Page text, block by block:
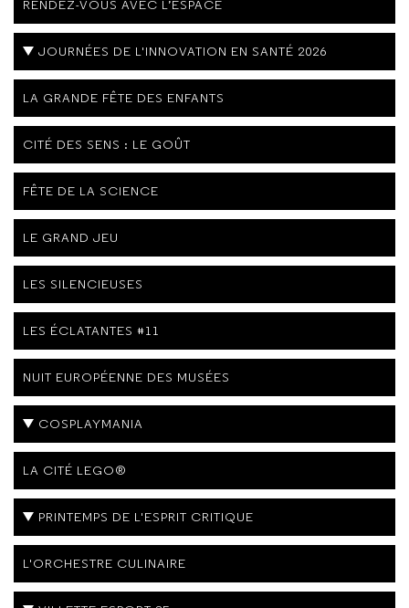
RENDEZ-VOUS AVEC L’ESPACE
JOURNÉES DE L'INNOVATION EN SANTÉ 2026
LA GRANDE FÊTE DES ENFANTS
CITÉ DES SENS : LE GOÛT
FÊTE DE LA SCIENCE
LE GRAND JEU
LES SILENCIEUSES
LES ÉCLATANTES #11
NUIT EUROPÉENNE DES MUSÉES
COSPLAYMANIA
LA CITÉ LEGO®
PRINTEMPS DE L'ESPRIT CRITIQUE
L'ORCHESTRE CULINAIRE